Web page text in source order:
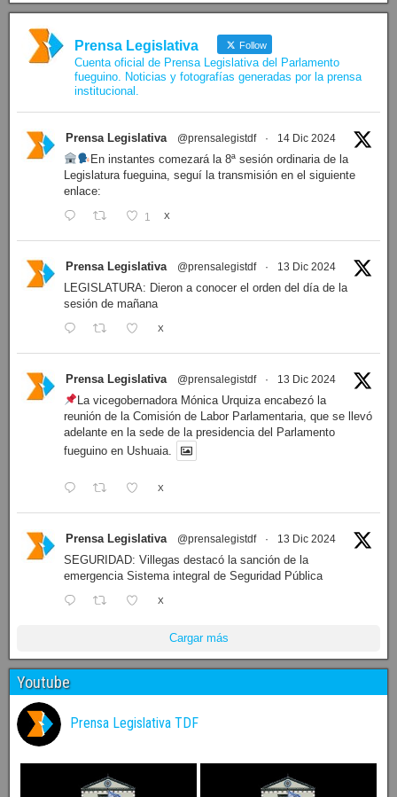
Prensa Legislativa Follow
Cuenta oficial de Prensa Legislativa del Parlamento
fueguino. Noticias y fotografías generadas por la prensa
institucional.
Prensa Legislativa @prensalegistdf · 14 Dic 2024
En instantes comezará la 8ª sesión ordinaria de la
Legislatura fueguina, seguí la transmisión en el siguiente
enlace:
1 X
Prensa Legislativa @prensalegistdf · 13 Dic 2024
LEGISLATURA: Dieron a conocer el orden del día de la
sesión de mañana
X
Prensa Legislativa @prensalegistdf · 13 Dic 2024
La vicegobernadora Mónica Urquiza encabezó la
reunión de la Comisión de Labor Parlamentaria, que se llevó
adelante en la sede de la presidencia del Parlamento
fueguino en Ushuaia.
X
Prensa Legislativa @prensalegistdf · 13 Dic 2024
SEGURIDAD: Villegas destacó la sanción de la
emergencia Sistema integral de Seguridad Pública
X
Cargar más
Youtube
Prensa Legislativa TDF